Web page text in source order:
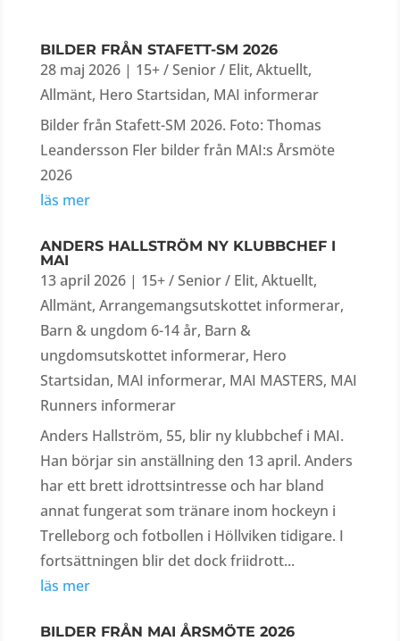
BILDER FRÅN STAFETT-SM 2026
28 maj 2026| 15+ / Senior / Elit, Aktuellt,
Allmänt, Hero Startsidan, MAI informerar
Bilder från Stafett-SM 2026. Foto: Thomas
Leandersson Fler bilder från MAI:s Årsmöte
2026
läs mer
ANDERS HALLSTRÖM NY KLUBBCHEF I
MAI
13 april 2026| 15+ / Senior / Elit, Aktuellt,
Allmänt, Arrangemangsutskottet informerar,
Barn & ungdom 6-14 år, Barn &
ungdomsutskottet informerar, Hero
Startsidan, MAI informerar, MAI MASTERS, MAI
Runners informerar
Anders Hallström, 55, blir ny klubbchef i MAI.
Han börjar sin anställning den 13 april. Anders
har ett brett idrottsintresse och har bland
annat fungerat som tränare inom hockeyn i
Trelleborg och fotbollen i Höllviken tidigare. I
fortsättningen blir det dock friidrott...
läs mer
BILDER FRÅN MAI ÅRSMÖTE 2026